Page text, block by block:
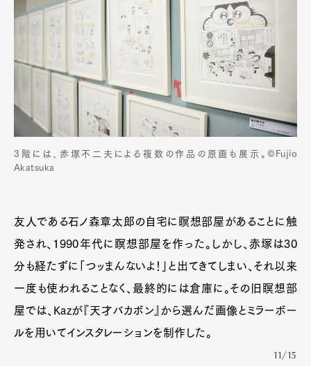
Art&Design Watch
Fashion
GourmetCars
ProductCultureLifestyle
3階には、赤塚不二夫による複数の作品の原画も展示。©Fujio
Akatsuka
友人である石ノ森章太郎の自宅に瞑想部屋があることに触
発され、1990年代に瞑想部屋を作った。しかし、赤塚は30
分も経たずに「つッまんないよ！」と出てきてしまい、それ以来
一度も使われることなく、最終的には倉庫に。その旧瞑想部
屋では、Kazが『天才バカボン』から選んだ画像とミラーボー
ルを用いてインスタレーションを制作した。
11/15